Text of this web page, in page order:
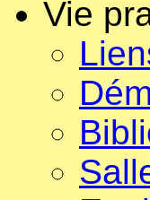
Vie